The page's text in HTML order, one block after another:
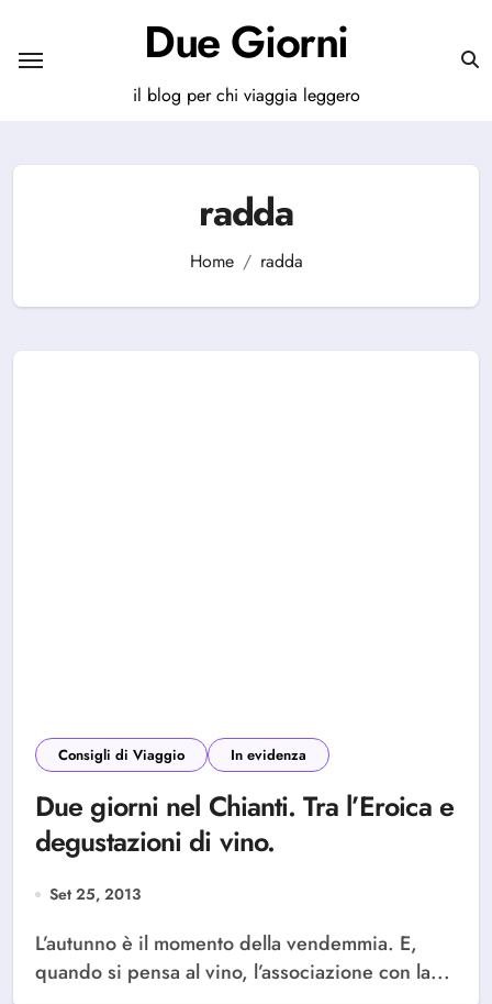
contenuto
Due Giorni
il blog per chi viaggia leggero
radda
Home radda
Consigli di Viaggio In evidenza
Due giorni nel Chianti. Tra l’Eroica e
degustazioni di vino.
Set 25, 2013
L’autunno è il momento della vendemmia. E,
quando si pensa al vino, l’associazione con la...